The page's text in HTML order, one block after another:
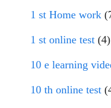
1 st Home work
1 st online test (4)
10 e learning
10 th online test